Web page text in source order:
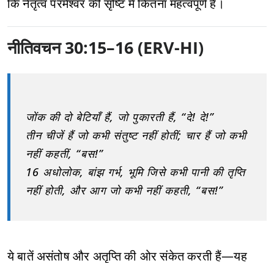
नीतिवचन 30:15–16 (ERV-HI)
जोंक की दो बेटियाँ हैं, जो पुकारती हैं, “दे! दे!”
तीन चीजें हैं जो कभी संतुष्ट नहीं होतीं; चार हैं जो कभी
नहीं कहतीं, “बस!”
16 अधोलोक, बांझ गर्भ, भूमि जिसे कभी पानी की तृप्ति
नहीं होती, और आग जो कभी नहीं कहती, “बस!”
ये बातें असंतोष और अतृप्ति की ओर संकेत करती हैं—यह